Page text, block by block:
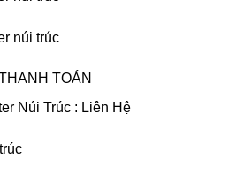
TOÁN
Núi Trúc : Liên Hệ